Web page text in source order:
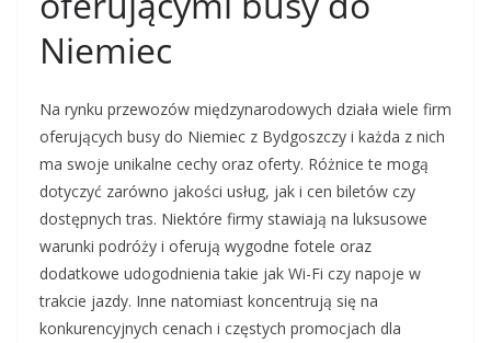
Niemiec
Na rynku przewozów międzynarodowych działa wiele firm
oferujących busy do Niemiec z Bydgoszczy i każda z nich
ma swoje unikalne cechy oraz oferty. Różnice te mogą
dotyczyć zarówno jakości usług, jak i cen biletów czy
dostępnych tras. Niektóre firmy stawiają na luksusowe
warunki podróży i oferują wygodne fotele oraz
dodatkowe udogodnienia takie jak Wi-Fi czy napoje w
trakcie jazdy. Inne natomiast koncentrują się na
konkurencyjnych cenach i częstych promocjach dla